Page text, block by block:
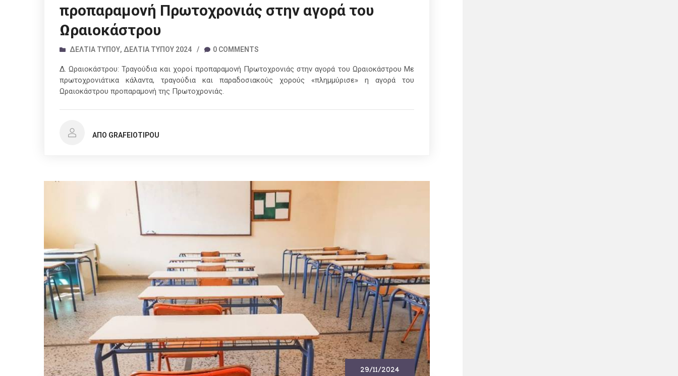
προπαραμονή Πρωτοχρονιάς στην αγορά του
Ωραιοκάστρου
ΔΕΛΤΊΑ ΤΎΠΟΥ, ΔΕΛΤΊΑ ΤΎΠΟΥ 2024 / 0 COMMENTS
Δ. Ωραιοκάστρου: Τραγούδια και χοροί προπαραμονή Πρωτοχρονιάς στην αγορά του Ωραιοκάστρου Με
πρωτοχρονιάτικα κάλαντα, τραγούδια και παραδοσιακούς χορούς «πλημμύρισε» η αγορά του
Ωραιοκάστρου προπαραμονή της Πρωτοχρονιάς.
ΑΠΌ GRAFEIOTIPOU
29/11/2024